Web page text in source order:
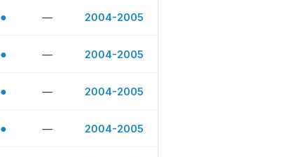
● — 2004-2005
● — 2004-2005
● — 2004-2005
● — 2004-2005